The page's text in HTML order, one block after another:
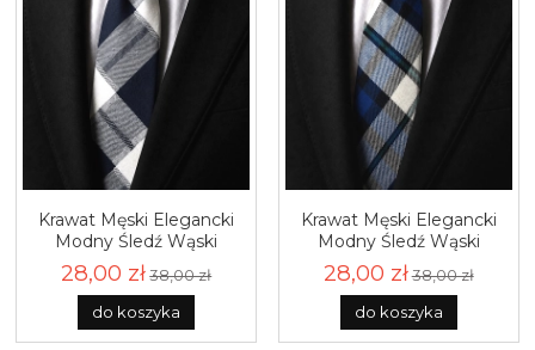
Krawat Męski Elegancki
Modny Śledź Wąski
Granatowy w Kratę G775
28,00 zł 38,00 zł
do koszyka
Krawat Męski Elegancki
Modny Śledź Wąski
Granatowy w Kratę G776
28,00 zł38,00 zł
do koszyka